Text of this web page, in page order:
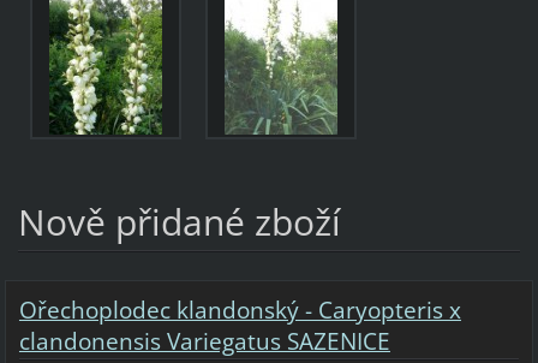
Nově přidané zboží
Ořechoplodec klandonský - Caryopteris x
clandonensis Variegatus SAZENICE